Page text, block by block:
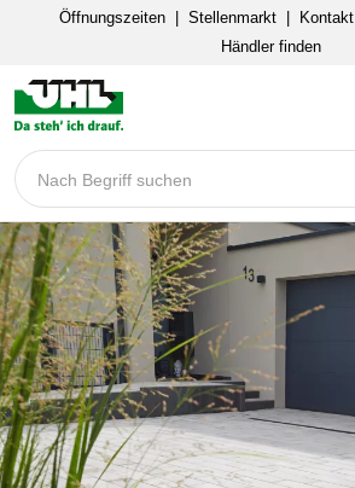
Öffnungszeiten Stellenmarkt Kontakt
Händler finden
Nach Begriff suchen